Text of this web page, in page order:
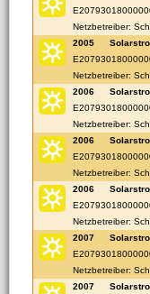
Netzbetreiber:
2005
Netzbetreiber:
2006
Netzbetreiber:
2006
Netzbetreiber:
2006
Netzbetreiber:
2007
Netzbetreiber:
2007